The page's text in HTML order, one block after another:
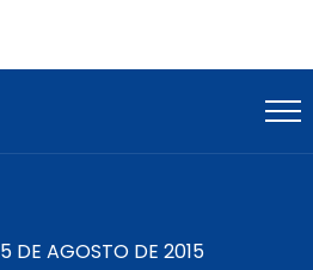
5 DE AGOSTO DE 2015